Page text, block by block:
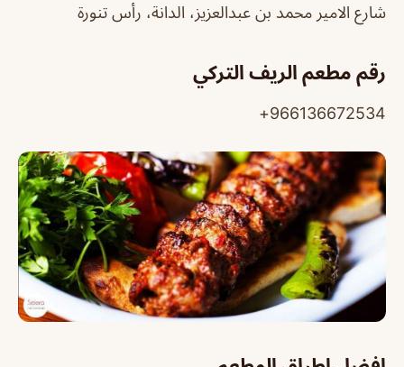
شارع الامير محمد بن عبدالعزيز، الدانة، رأس تنورة
رقم مطعم الريف التركي
966136672534+